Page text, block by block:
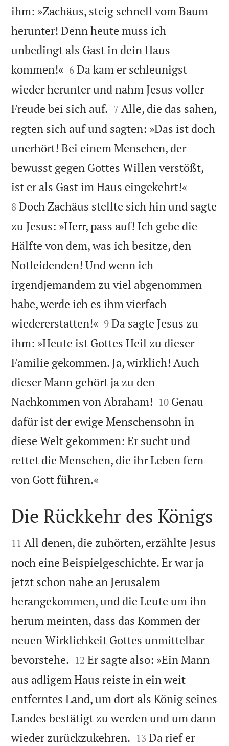
ihm: »Zachäus, steig schnell vom Baum
herunter! Denn heute muss ich
unbedingt als Gast in dein Haus
kommen!« 

6 Da kam er schleunigst
wieder herunter und nahm Jesus voller
Freude bei sich auf. 

7 Alle, die das sahen,
regten sich auf und sagten: »Das ist doch
unerhört! Bei einem Menschen, der
bewusst gegen Gottes Willen verstößt,
ist er als Gast im Haus eingekehrt!«
8 Doch Zachäus stellte sich hin und sagte
zu Jesus: »Herr, pass auf! Ich gebe die
Hälfte von dem, was ich besitze, den
Notleidenden! Und wenn ich
irgendjemandem zu viel abgenommen
habe, werde ich es ihm vierfach
wiedererstatten!« 

9 Da sagte Jesus zu
ihm: »Heute ist Gottes Heil zu dieser
Familie gekommen. Ja, wirklich! Auch
dieser Mann gehört ja zu den
Nachkommen von Abraham! 

10 Genau
dafür ist der ewige Menschensohn in
diese Welt gekommen: Er sucht und
rettet die Menschen, die ihr Leben fern
von Gott führen.«

Die Rückkehr des Königs

11 All denen, die zuhörten, erzählte Jesus
noch eine Beispielgeschichte. Er war ja
jetzt schon nahe an Jerusalem
herangekommen, und die Leute um ihn
herum meinten, dass das Kommen der
neuen Wirklichkeit Gottes unmittelbar
bevorstehe. 

12 Er sagte also: »Ein Mann
aus adligem Haus reiste in ein weit
entferntes Land, um dort als König seines
Landes bestätigt zu werden und um dann
wieder zurückzukehren. 

13 Da rief er